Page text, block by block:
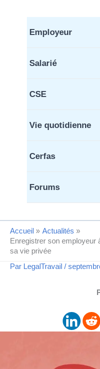
Employeur
Salarié
CSE
Vie quotidienne
Cerfas
Forums
Accueil
Actualités
Enregistrer son employeur
sa vie privée
Par LegalTravail /